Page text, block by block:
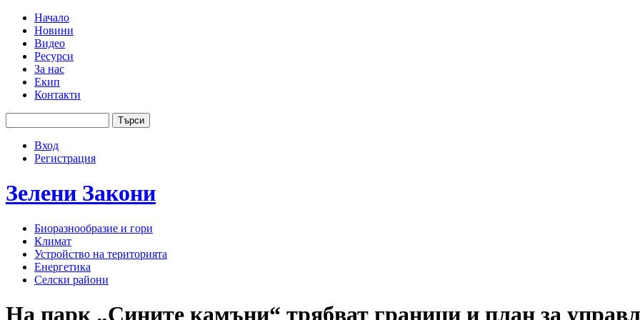
Jump to navigation
Основно меню
Начало
Новини
Видео
Ресурси
За нас
Екип
Контакти
User menu
Вход
Регистрация
Зелени Закони
Биоразнообразие и гори
Климат
Устройство на територията
Енергетика
Селски райони
На парк „Сините камъни“ трябват граници и план за